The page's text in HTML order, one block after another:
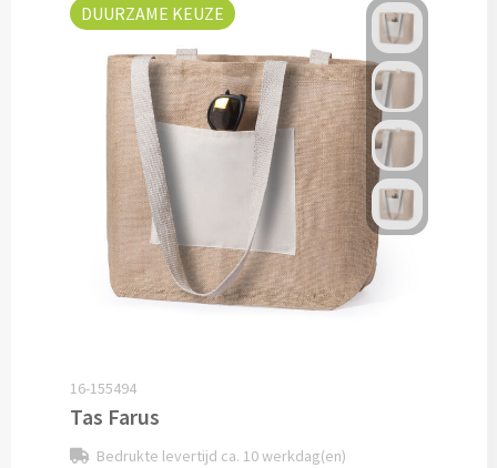
Custom made webcam covers
Custom made USB sticks
Find Me artikelen bedrukken
Weerstations & Thermometers bedrukken
USB sticks bedrukken
USB hout, bamboe & karton bedrukken
Alle gadgets
DUURZAME KEUZE
16-155494
Tas Farus
Bedrukte levertijd ca. 10 werkdag(en)